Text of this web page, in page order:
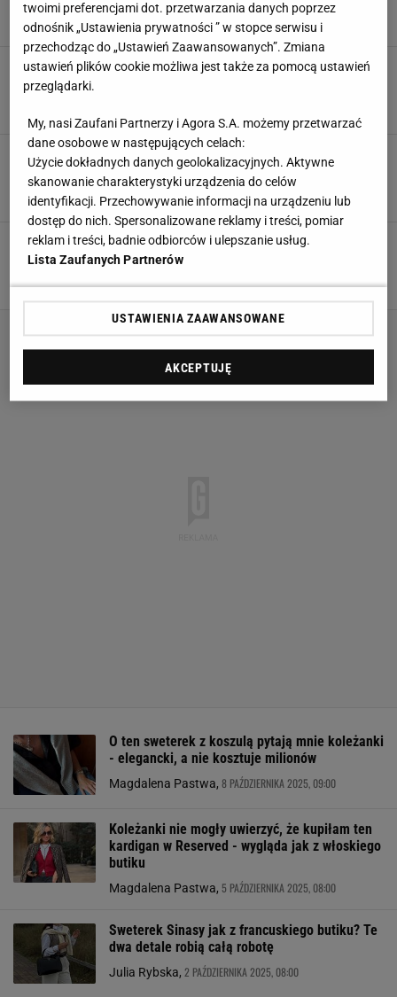
Julia Rybska,15 PAŹDZIERNIKA 2025, 18:30
Te swetry to hit jesieni 2025. Są miękkie,
Czekoladowy sweter z Reserved, który zachwyci
cię prostotą. Kosztuje tylko 79,99 zł
Eryka Kawalec, 12 PAŹDZIERNIKA 2025, 20:30
Beżowa perełka z Sinsay za 69,99 zł - niby
prosta, a ten jeden detal robi całą magię
Eryka Kawalec,10 PAŹDZIERNIKA 2025, 18:30
O ten sweterek z koszulą pytają mnie koleżanki
- elegancki, a nie kosztuje milionów
Magdalena Pastwa, 8 PAŹDZIERNIKA 2025, 09:00
Koleżanki nie mogły uwierzyć, że kupiłam ten
kardigan w Reserved - wygląda jak z włoskiego
butiku
Magdalena Pastwa, 5 PAŹDZIERNIKA 2025, 08:00
Sweterek Sinasy jak z francuskiego butiku? Te
dwa detale robią całą robotę
Julia Rybska, 2 PAŹDZIERNIKA 2025, 08:00
twoimi preferencjami dot. przetwarzania danych poprzez
odnośnik „Ustawienia prywatności ” w stopce serwisu i
przechodząc do „Ustawień Zaawansowanych”. Zmiana
ustawień plików cookie możliwa jest także za pomocą ustawień
przeglądarki.
My, nasi Zaufani Partnerzy i Agora S.A. możemy przetwarzać
dane osobowe w następujących celach:
Użycie dokładnych danych geolokalizacyjnych. Aktywne
skanowanie charakterystyki urządzenia do celów
identyfikacji. Przechowywanie informacji na urządzeniu lub
dostęp do nich. Spersonalizowane reklamy i treści, pomiar
reklam i treści, badnie odbiorców i ulepszanie usług.
Lista Zaufanych Partnerów
USTAWIENIA ZAAWANSOWANE
AKCEPTUJĘ